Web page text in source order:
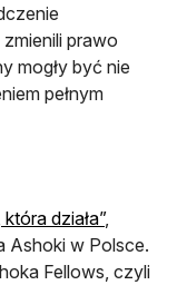
prawo
mogły być nie
pełnym
działa”otwiera
,
Ashoki w Polsce.
Fellows, czyli